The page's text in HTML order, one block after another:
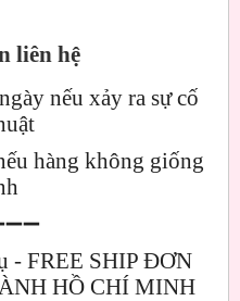
liên hệ
nếu xảy ra sự cố
hàng không giống
- FREE SHIP ĐƠN
HỒ CHÍ MINH